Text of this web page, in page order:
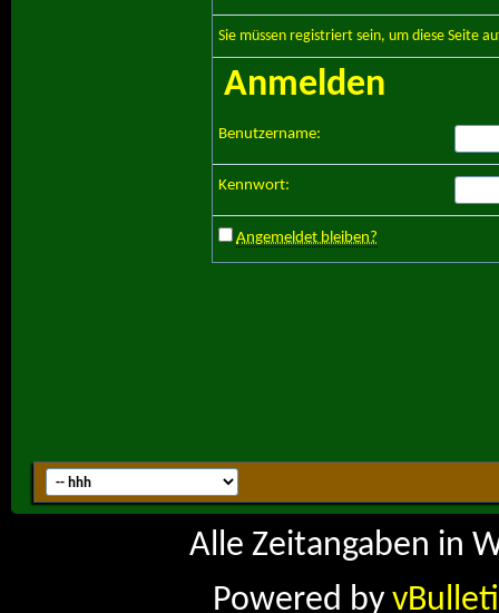
Sie müssen registriert sein, um diese Seite
Anmelden
Benutzername:
Kennwort:
Angemeldet bleiben?
Alle Zeitangaben in
Powered by